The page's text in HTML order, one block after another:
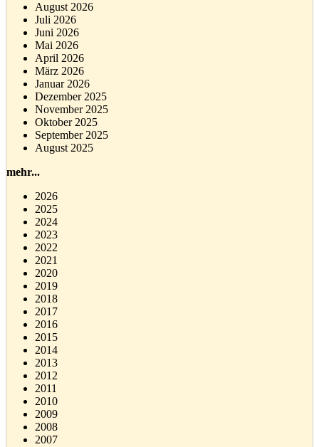
August 2026
Juli 2026
Juni 2026
Mai 2026
April 2026
März 2026
Januar 2026
Dezember 2025
November 2025
Oktober 2025
September 2025
August 2025
mehr...
2026
2025
2024
2023
2022
2021
2020
2019
2018
2017
2016
2015
2014
2013
2012
2011
2010
2009
2008
2007